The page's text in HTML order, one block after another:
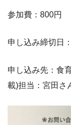
参加費：800円
申し込み締切日
申し込み先：食
載)担当：宮田さ